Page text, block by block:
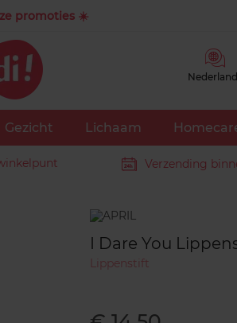
promoties ☀️
Gezicht Lichaam
Verzending
Merk
I Dare You
Lippenstift